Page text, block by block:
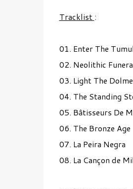
Tracklist :
01. Enter The
02. Neolithic
03. Light The
04. The Standing
05. Bâtisseurs De
06. The Bronze Age
07. La Peira Negra
08. La Cançon de